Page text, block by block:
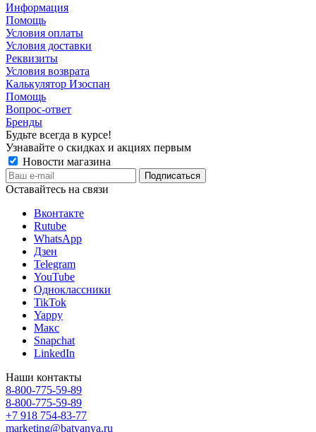
Информация
Помощь
Условия оплаты
Условия доставки
Реквизиты
Условия возврата
Калькулятор Изоспан
Помощь
Вопрос-ответ
Бренды
Будьте всегда в курсе!
Узнавайте о скидках и акциях первым
Новости магазина
Оставайтесь на связи
Вконтакте
Rutube
WhatsApp
Дзен
Telegram
YouTube
Одноклассники
TikTok
Yappy
Макс
Snapchat
LinkedIn
Наши контакты
8-800-775-59-89
8-800-775-59-89
+7 918 754-83-77
marketing@batyanya.ru